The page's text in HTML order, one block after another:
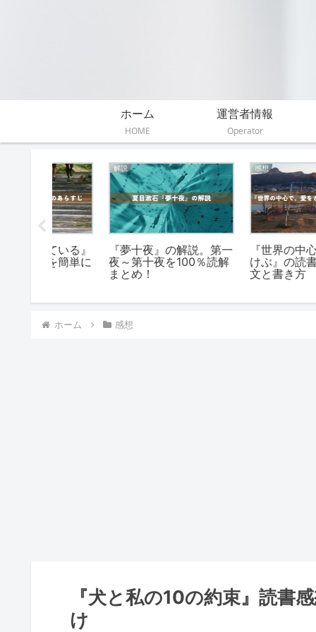
ホーム
HOME
運営者情報
Operator
解説
『夢十夜』の解説。第一
夜～第十夜を100％読解
感想
『世界の中心で、愛を
けぶ』の読書感想文の
文と書き方
ホーム 感想
『犬と私の10の約束』読書
け